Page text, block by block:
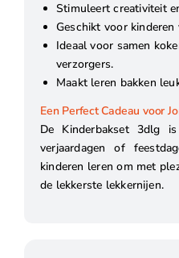
Stimuleert creativiteit
Geschikt voor kinderen
Ideaal voor samen
verzorgers.
Maakt leren bakken
Een Perfect Cadeau voor
De Kinderbakset 3dlg
verjaardagen of
kinderen leren om met
de lekkerste lekkernijen.